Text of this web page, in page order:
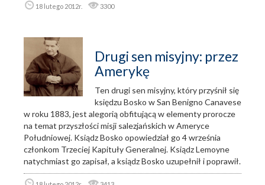
18 lutego 2012r. 3300
Drugi sen misyjny: przez
Amerykę
Ten drugi sen misyjny, który przyśnił się
księdzu Bosko w San Benigno Canavese
w roku 1883, jest alegorią obfitującą w elementy prorocze
na temat przyszłości misji salezjańskich w Ameryce
Południowej. Ksiądz Bosko opowiedział go 4 września
członkom Trzeciej Kapituły Generalnej. Ksiądz Lemoyne
natychmiast go zapisał, a ksiądz Bosko uzupełnił i poprawił.